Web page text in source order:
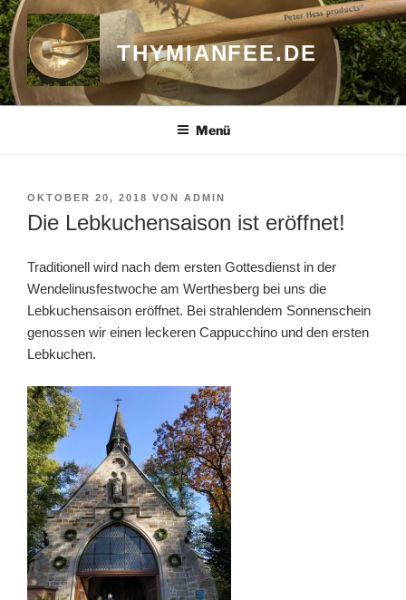
Zum
Inhalt
springen
THYMIANFEE.DE
Menü
VERÖFFENTLICHT
AM
OKTOBER 20, 2018 VON ADMIN
Die Lebkuchensaison ist eröffnet!
Traditionell wird nach dem ersten Gottesdienst in der
Wendelinusfestwoche am Werthesberg bei uns die
Lebkuchensaison eröffnet. Bei strahlendem Sonnenschein
genossen wir einen leckeren Cappucchino und den ersten
Lebkuchen.